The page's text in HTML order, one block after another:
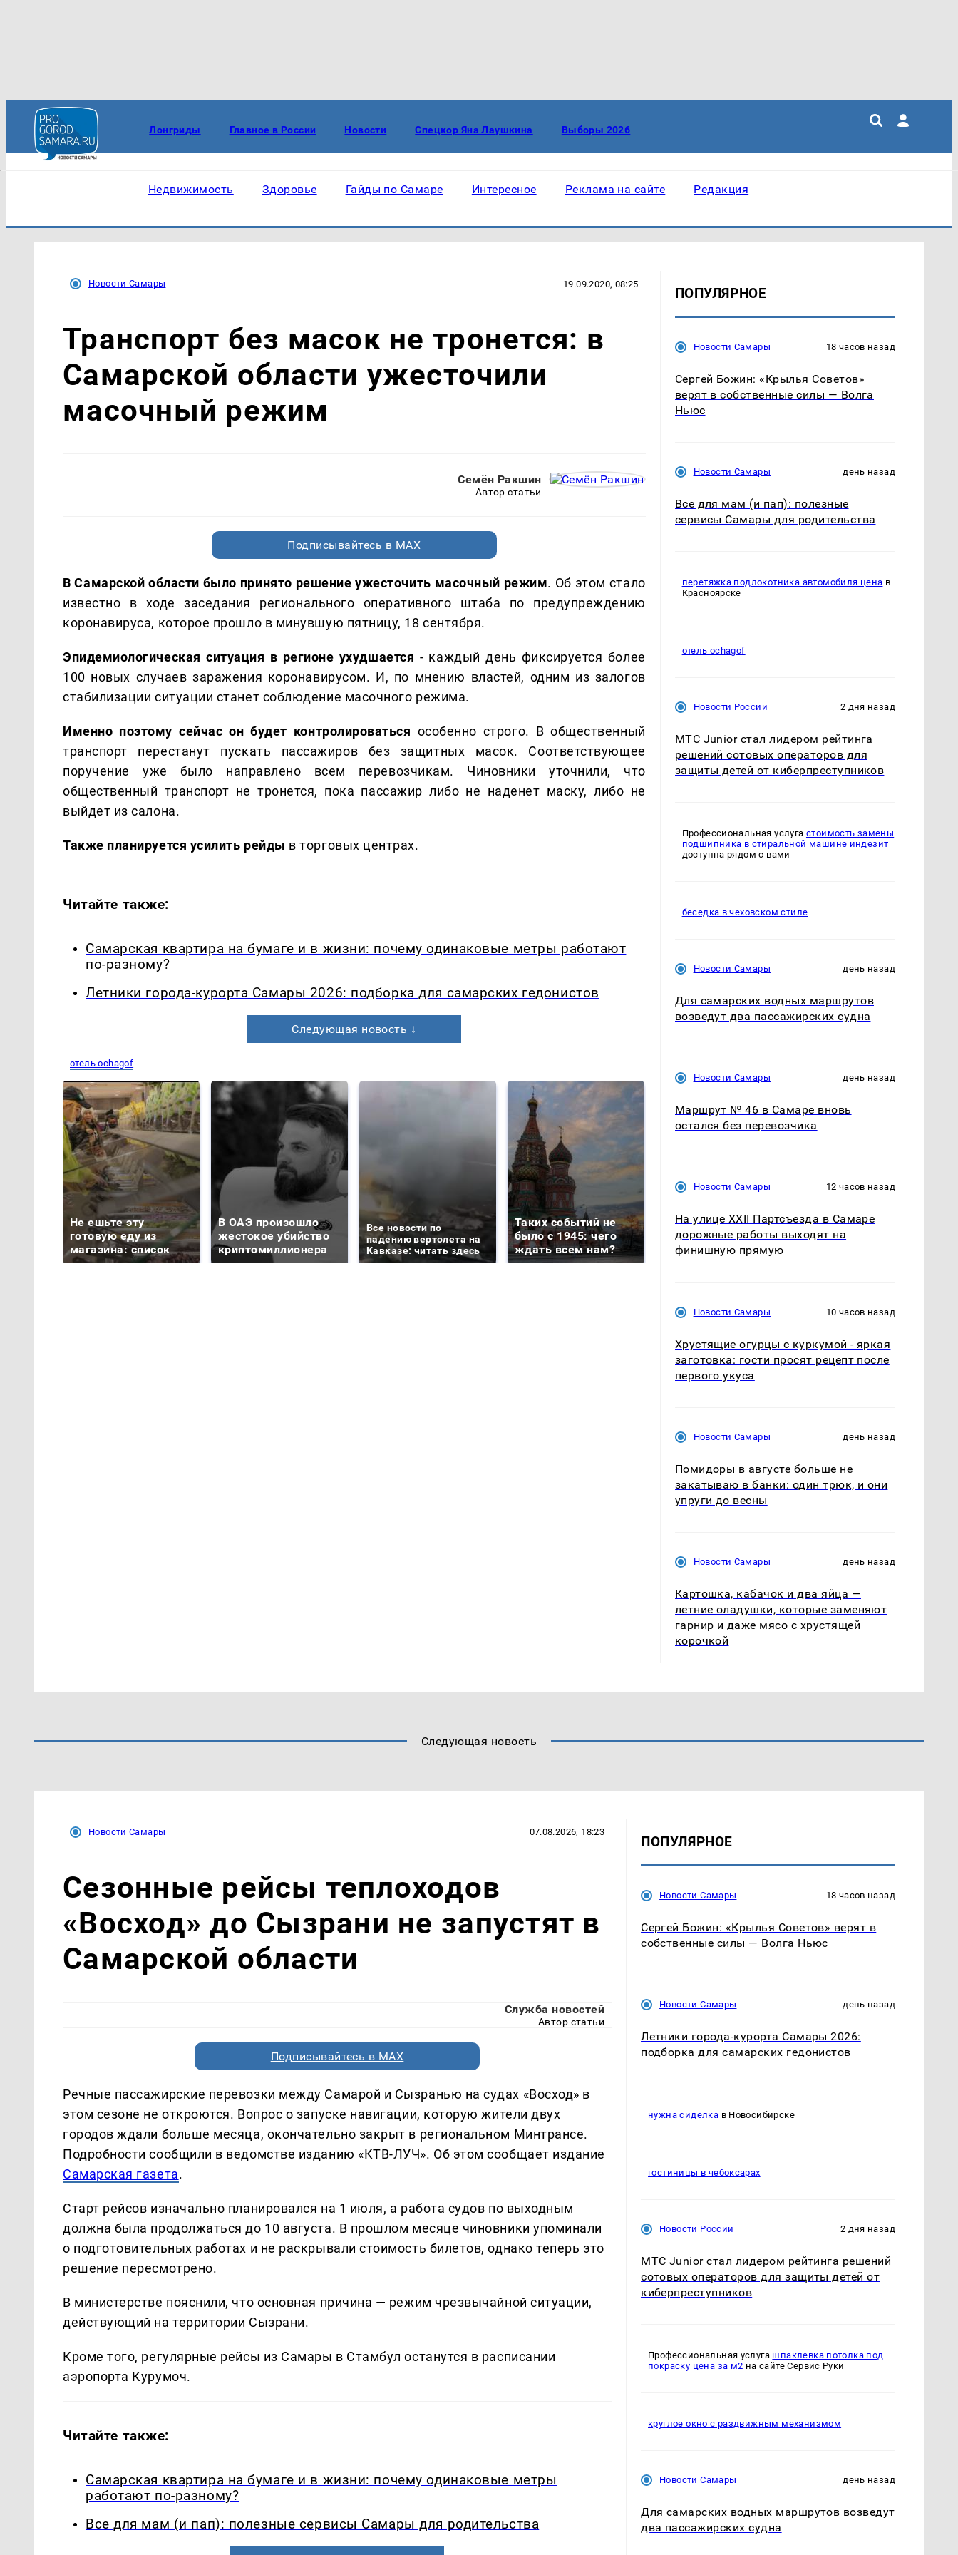
Лонгриды Главное в России Новости Спецкор Яна Лаушкина Выборы 2026
Недвижимость Здоровье Гайды по Самаре Интересное Реклама на сайте Редакция
Новости Самары 19.09.2020, 08:25
Транспорт без масок не тронется: в
Самарской области ужесточили
масочный режим
Семён Ракшин
Автор статьи
Подписывайтесь в MAX
В Самарской области было принято решение ужесточить масочный режим. Об этом стало
известно в ходе заседания регионального оперативного штаба по предупреждению
коронавируса, которое прошло в минувшую пятницу, 18 сентября.
Эпидемиологическая ситуация в регионе ухудшается - каждый день фиксируется более
100 новых случаев заражения коронавирусом. И, по мнению властей, одним из залогов
стабилизации ситуации станет соблюдение масочного режима.
Именно поэтому сейчас он будет контролироваться особенно строго. В общественный
транспорт перестанут пускать пассажиров без защитных масок. Соответствующее
поручение уже было направлено всем перевозчикам. Чиновники уточнили, что
общественный транспорт не тронется, пока пассажир либо не наденет маску, либо не
выйдет из салона.
Также планируется усилить рейды в торговых центрах.
Читайте также:
Самарская квартира на бумаге и в жизни: почему одинаковые метры работают
по-разному?
Летники города-курорта Самары 2026: подборка для самарских гедонистов
Следующая новость ↓
отель ochagof
Не ешьте эту
готовую еду из
магазина: список
В ОАЭ произошло
жестокое убийство
криптомиллионера
Все новости по
падению вертолета на
Кавказе: читать здесь
Таких событий не
было с 1945: чего
ждать всем нам?
В магазинах России
ажиотаж из-за этого
продукта: что купить?
полицейскую
машину напали и
ПОПУЛЯРНОЕ
Новости Самары 18 часов назад
Сергей Божин: «Крылья Советов»
верят в собственные силы — Волга
Ньюс
Новости Самары день назад
Все для мам (и пап): полезные
сервисы Самары для родительства
перетяжка подлокотника автомобиля цена в
Красноярске
отель ochagof
Новости России 2 дня назад
МТС Junior стал лидером рейтинга
решений сотовых операторов для
защиты детей от киберпреступников
Профессиональная услуга стоимость замены
подшипника в стиральной машине индезит
доступна рядом с вами
беседка в чеховском стиле
Новости Самары день назад
Для самарских водных маршрутов
возведут два пассажирских судна
Новости Самары день назад
Маршрут № 46 в Самаре вновь
остался без перевозчика
Новости Самары 12 часов назад
На улице XXII Партсъезда в Самаре
дорожные работы выходят на
финишную прямую
Новости Самары 10 часов назад
Хрустящие огурцы с куркумой - яркая
заготовка: гости просят рецепт после
первого укуса
Новости Самары день назад
Помидоры в августе больше не
закатываю в банки: один трюк, и они
упруги до весны
Новости Самары день назад
Картошка, кабачок и два яйца —
летние оладушки, которые заменяют
гарнир и даже мясо с хрустящей
корочкой
Следующая новость
Новости Самары 07.08.2026, 18:23
Сезонные рейсы теплоходов
«Восход» до Сызрани не запустят в
Самарской области
Служба новостей
Автор статьи
Подписывайтесь в MAX
Речные пассажирские перевозки между Самарой и Сызранью на судах «Восход» в
этом сезоне не откроются. Вопрос о запуске навигации, которую жители двух
городов ждали больше месяца, окончательно закрыт в региональном Минтрансе.
Подробности сообщили в ведомстве изданию «КТВ-ЛУЧ». Об этом сообщает издание
Самарская газета.
Старт рейсов изначально планировался на 1 июля, а работа судов по выходным
должна была продолжаться до 10 августа. В прошлом месяце чиновники упоминали
о подготовительных работах и не раскрывали стоимость билетов, однако теперь это
решение пересмотрено.
В министерстве пояснили, что основная причина — режим чрезвычайной ситуации,
действующий на территории Сызрани.
Кроме того, регулярные рейсы из Самары в Стамбул останутся в расписании
аэропорта Курумоч.
Читайте также:
Самарская квартира на бумаге и в жизни: почему одинаковые метры
работают по-разному?
Все для мам (и пап): полезные сервисы Самары для родительства
ПОПУЛЯРНОЕ
Новости Самары 18 часов назад
Сергей Божин: «Крылья Советов» верят в
собственные силы — Волга Ньюс
Новости Самары день назад
Летники города-курорта Самары 2026:
подборка для самарских гедонистов
нужна сиделка в Новосибирске
гостиницы в чебоксарах
Новости России 2 дня назад
МТС Junior стал лидером рейтинга решений
сотовых операторов для защиты детей от
киберпреступников
Профессиональная услуга шпаклевка потолка под
покраску цена за м2 на сайте Сервис Руки
круглое окно с раздвижным механизмом
Новости Самары день назад
Для самарских водных маршрутов возведут
два пассажирских судна